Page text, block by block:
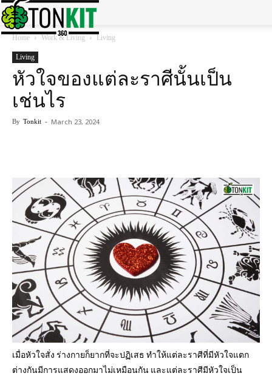
Home Work & Living Living
Living
หัวใจของแต่ละราศีนั้นเป็น
เช่นไร
By Tonkit - March 23, 2024
เมื่อหัวใจสั่ง ร่างกายก็ยากที่จะปฏิเสธ ทำให้แต่ละราศีที่มีหัวใจแตก
ต่างกันมีการแสดงออกมาไม่เหมือนกัน และแต่ละราศีมีหัวใจเป็น